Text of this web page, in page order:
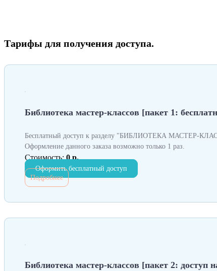
Тарифы для получения доступа.
Библиотека мастер-классов [пакет 1:
Бесплатный доступ к разделу "БИБЛИОТЕКА МАСТЕР-
Оформление данного заказа возможно только 1 раз.
Стоимость: 0 р.
Оформить бесплатный доступ
Подробнее
Библиотека мастер-классов [пакет 2: доступ